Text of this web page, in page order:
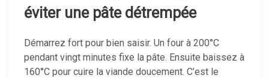
éviter une pâte détrempée
Démarrez fort pour bien saisir. Un four à 200°C
pendant vingt minutes fixe la pâte. Ensuite baissez à
160°C pour cuire la viande doucement. C’est le